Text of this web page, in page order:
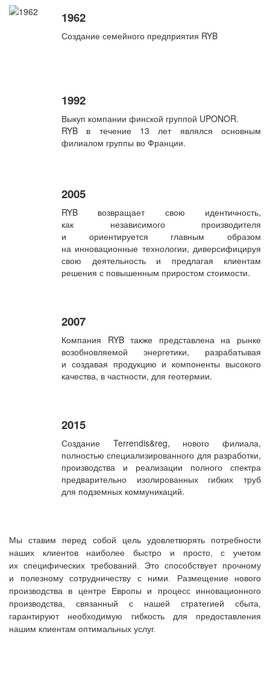
1962
Создание семейного предприятия RYB
1992
Выкуп компании финской группой UPONOR.
RYB в течение 13 лет являлся основным
филиалом группы во Франции.
2005
RYB возвращает свою идентичность,
как независимого производителя
и ориентируется главным образом
на инновационные технологии, диверсифицируя
свою деятельность и предлагая клиентам
решения с повышенным приростом стоимости.
2007
Компания RYB также представлена на рынке
возобновляемой энергетики, разрабатывая
и создавая продукцию и компоненты высокого
качества, в частности, для геотермии.
2015
Создание Terrendis&reg, нового филиала,
полностью специализированного для разработки,
производства и реализации полного спектра
предварительно изолированных гибких труб
для подземных коммуникаций.
Мы ставим перед собой цель удовлетворять потребности
наших клиентов наиболее быстро и просто, с учетом
их специфических требований. Это способствует прочному
и полезному сотрудничеству с ними. Размещение нового
производства в центре Европы и процесс инновационного
производства, связанный с нашей стратегией сбыта,
гарантируют необходимую гибкость для предоставления
нашим клиентам оптимальных услуг.